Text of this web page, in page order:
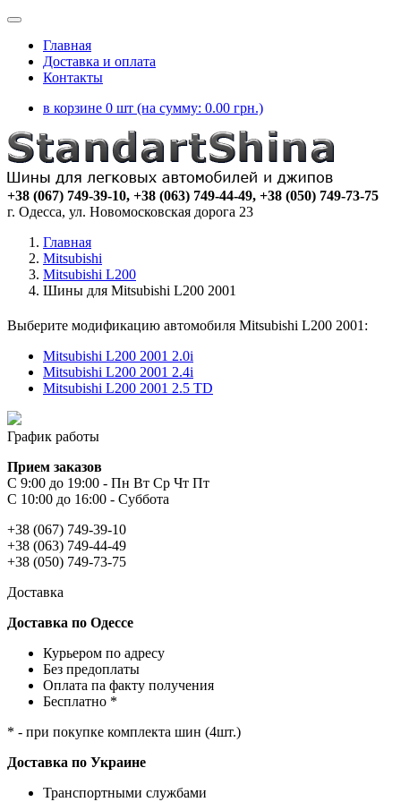
Главная
Доставка и оплата
Контакты
в корзине 0 шт (на сумму: 0.00 грн.)
+38 (067) 749-39-10, +38 (063) 749-44-49, +38 (050) 749-73-75
г. Одесса, ул. Новомосковская дорога 23
Главная
Mitsubishi
Mitsubishi L200
Шины для Mitsubishi L200 2001
Выберите модификацию автомобиля Mitsubishi L200 2001:
Mitsubishi L200 2001 2.0i
Mitsubishi L200 2001 2.4i
Mitsubishi L200 2001 2.5 TD
График работы
Прием заказов
С 9:00 до 19:00 - Пн Вт Ср Чт Пт
С 10:00 до 16:00 - Суббота
+38 (067) 749-39-10
+38 (063) 749-44-49
+38 (050) 749-73-75
Доставка
Доставка по Одессе
Курьером по адресу
Без предоплаты
Оплата па факту получения
Бесплатно *
* - при покупке комплекта шин (4шт.)
Доставка по Украине
Транспортными службами